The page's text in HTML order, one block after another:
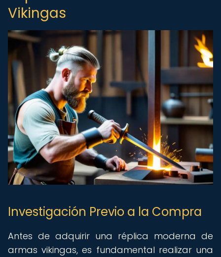
Vikingas
Investigación Previo a la Compra
Antes de adquirir una réplica moderna de
armas vikingas, es fundamental realizar una